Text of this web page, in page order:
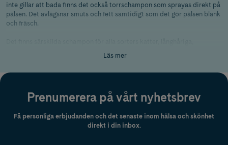
inte gillar att bada finns det också torrschampon som sprayas direkt på
pälsen. Det avlägsnar smuts och fett samtidigt som det gör pälsen blank
och fräsch.
återfuktande och hjälper till att göra pälsen mjuk och förhindra tovor.
vårdar den känsliga huden utan päls.
När ska man använda kattschampo?
Läs mer
Prenumerera på vårt nyhetsbrev
Få personliga erbjudanden och det senaste inom hälsa och skönhet
direkt i din inbox.